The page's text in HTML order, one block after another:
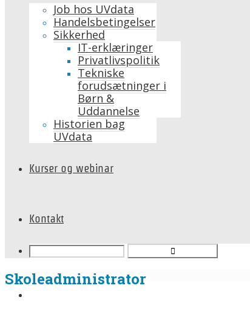
Job hos UVdata
Handelsbetingelser
Sikkerhed
IT-erklæringer
Privatlivspolitik
Tekniske
forudsætninger i
Børn &
Uddannelse
Historien bag
UVdata
Kurser og webinar
Kontakt
Skoleadministrator